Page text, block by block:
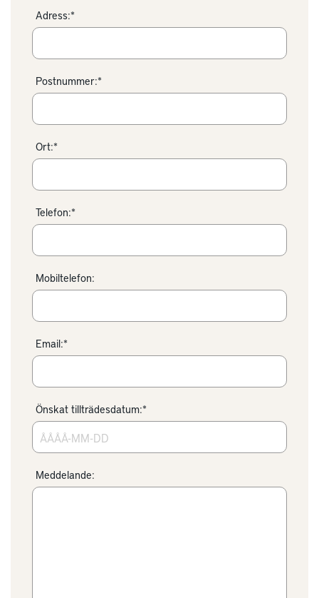
Adress:*
Postnummer:*
Ort:*
Telefon:*
Mobiltelefon:
Email:*
Önskat tillträdesdatum:*
Meddelande: